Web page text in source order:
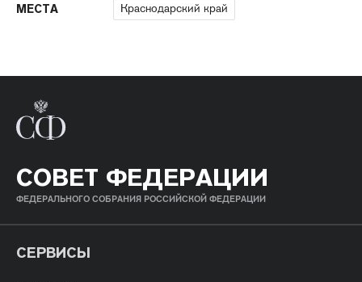
МЕСТА Краснодарский край
СОВЕТ ФЕДЕРАЦИИ
ФЕДЕРАЛЬНОГО СОБРАНИЯ РОССИЙСКОЙ ФЕДЕРАЦИИ
СЕРВИСЫ